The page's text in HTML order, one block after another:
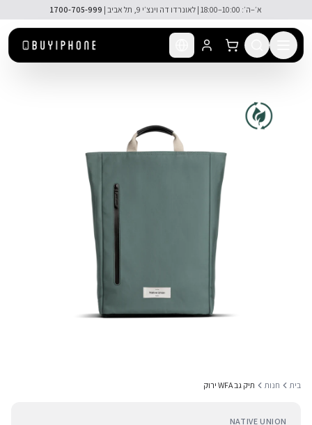
דלג לתוכן הראשי
א׳–ה׳: 10:00–18:00 | לאונרדו דה וינצ׳י 9, תל אביב | 1700-705-999
בית חנות תיק גב WFA ירוק
NATIVE UNION